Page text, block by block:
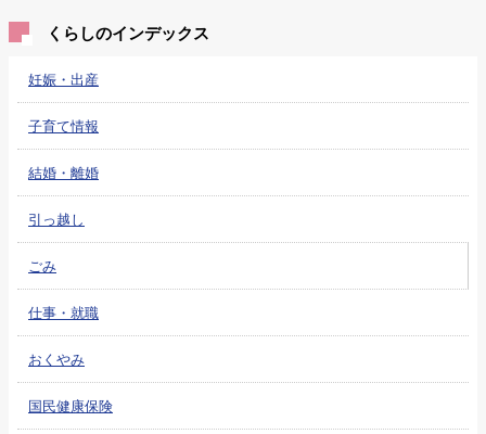
くらしのインデックス
妊娠・出産
子育て情報
結婚・離婚
引っ越し
ごみ
仕事・就職
おくやみ
国民健康保険